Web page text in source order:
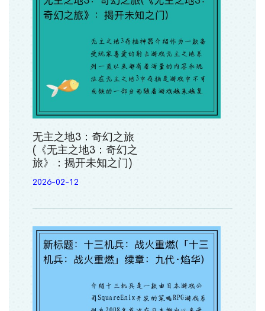
无主之地3：奇幻之旅
(《无主之地3：奇幻之
旅》：揭开未知之门)
2026-02-12